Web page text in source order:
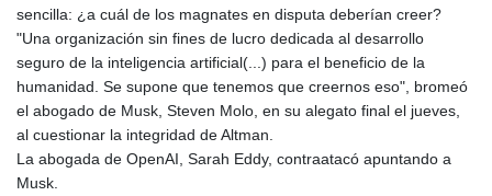
sencilla: ¿a cuál de los magnates en disputa deberían creer?
"Una organización sin fines de lucro dedicada al desarrollo
seguro de la inteligencia artificial(...) para el beneficio de la
humanidad. Se supone que tenemos que creernos eso", bromeó
el abogado de Musk, Steven Molo, en su alegato final el jueves,
al cuestionar la integridad de Altman.
La abogada de OpenAI, Sarah Eddy, contraatacó apuntando a
Musk.